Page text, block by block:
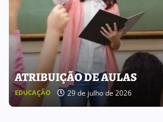
BOLETIM
BOLETIM INFORMATIVO